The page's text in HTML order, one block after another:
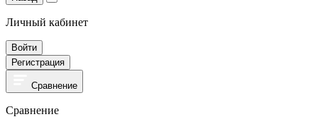
Личный кабинет
Войти
Регистрация
Сравнение
Сравнение